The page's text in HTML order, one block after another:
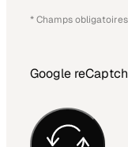
* Champs obligatoires
Google